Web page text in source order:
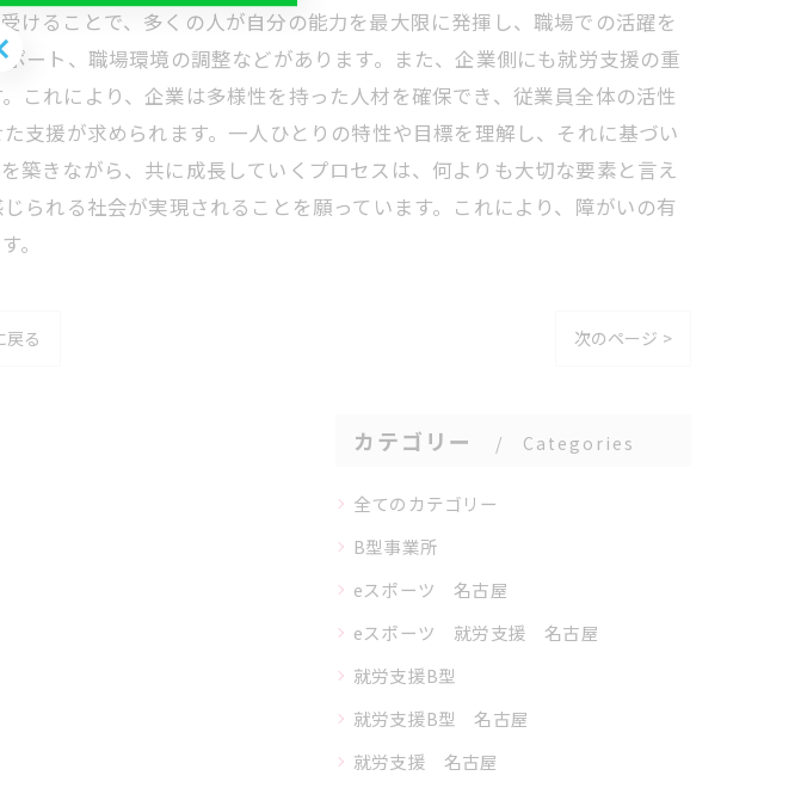
けることで、多くの人が自分の能力を最大限に発揮し、職場での活躍を
ート、職場環境の調整などがあります。また、企業側にも就労支援の重
これにより、企業は多様性を持った人材を確保でき、従業員全体の活性
支援が求められます。一人ひとりの特性や目標を理解し、それに基づい
築きながら、共に成長していくプロセスは、何よりも大切な要素と言え
られる社会が実現されることを願っています。これにより、障がいの有
。
戻る 次のページ >
カテゴリー Categories
全てのカテゴリー
B型事業所
eスポーツ 名古屋
eスポーツ 就労支援 名古屋
就労支援B型
就労支援B型 名古屋
就労支援 名古屋
はこちら